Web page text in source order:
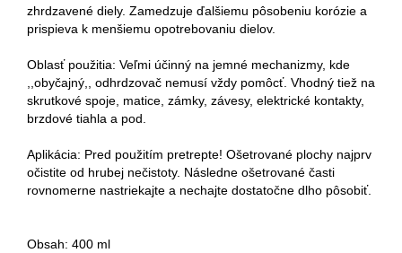
zhrdzavené diely. Zamedzuje ďalšiemu pôsobeniu korózie a
prispieva k menšiemu opotrebovaniu dielov.
Oblasť použitia: Veľmi účinný na jemné mechanizmy, kde
,,obyčajný,, odhrdzovač nemusí vždy pomôcť. Vhodný tiež na
skrutkové spoje, matice, zámky, závesy, elektrické kontakty,
brzdové tiahla a pod.
Aplikácia: Pred použitím pretrepte! Ošetrované plochy najprv
očistite od hrubej nečistoty. Následne ošetrované časti
rovnomerne nastriekajte a nechajte dostatočne dlho pôsobiť.
Obsah: 400 ml